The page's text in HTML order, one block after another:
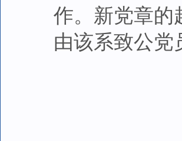
作。新党章的
由该系致公党